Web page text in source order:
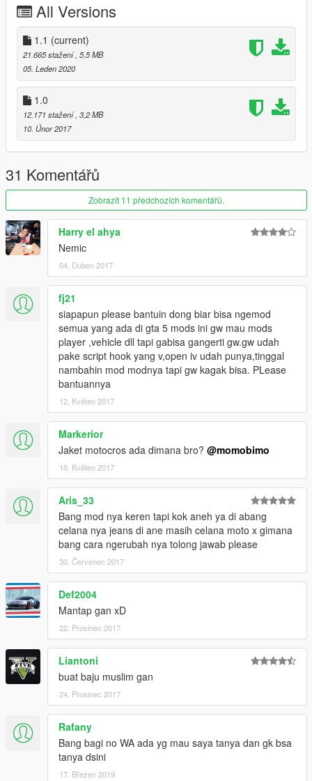
All Versions
1.1 (current)
21.665 stažení, 5,5 MB
05. Leden 2020
1.0
12.171 stažení, 3,2 MB
10. Únor 2017
31 Komentářů
Zobrazit 11 předchozích komentářů.
Harry el ahya
Nemic
04. Duben 2017
fj21
siapapun please bantuin dong biar bisa ngemod
semua yang ada di gta 5 mods ini gw mau mods
player ,vehicle dll tapi gabisa gangerti gw.gw udah
pake script hook yang v,open iv udah punya,tinggal
nambahin mod modnya tapi gw kagak bisa. PLease
bantuannya
12. Květen 2017
Markerior
Jaket motocros ada dimana bro? @momobimo
18. Květen 2017
Aris_33
Bang mod nya keren tapi kok aneh ya di abang
celana nya jeans di ane masih celana moto x gimana
bang cara ngerubah nya tolong jawab please
30. Červenec 2017
Def2004
Mantap gan xD
22. Prosinec 2017
Liantoni
buat baju muslim gan
24. Prosinec 2017
Rafany
Bang bagi no WA ada yg mau saya tanya dan gk bsa
tanya dsini
17. Březen 2019